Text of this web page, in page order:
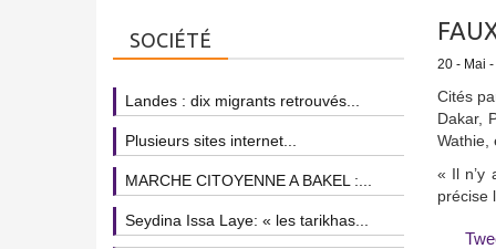
20 - Mai
Cités
Dakar,
Wathie,
« Il n’y
précise
SOCIÉTÉ
Landes : dix migrants retrouvés...
Plusieurs sites internet...
MARCHE CITOYENNE A BAKEL :...
Seydina Issa Laye: « les tarikhas...